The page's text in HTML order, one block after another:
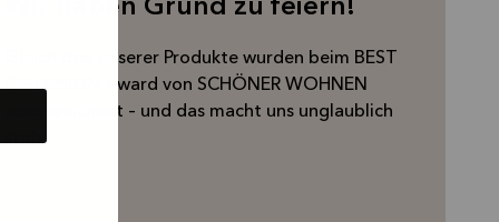
Wir haben Grund zu feiern!
Gleich drei unserer Produkte wurden beim BEST
OF DESIGN Award von SCHÖNER WOHNEN
ausgezeichnet – und das macht uns unglaublich
stolz.